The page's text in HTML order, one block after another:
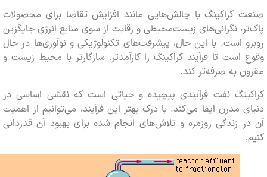
کراکینگ با چالش‌هایی مانند افزایش تقاضا برای محصولات
نگرانی‌های زیست‌محیطی و رقابت از سوی منابع انرژی جایگزین
است. با این حال، پیشرفت‌های تکنولوژیکی و نوآوری‌ها در حال
است تا فرآیند کراکینگ را کارآمدتر، سازگارتر با محیط زیست و
به صرفه‌تر کند.
نفت فرآیندی پیچیده و حیاتی است که نقشی اساسی در
مدرن ایفا می‌کند. با درک بهتر این فرآیند، می‌توانیم از اهمیت
زندگی روزمره و تلاش‌های انجام شده برای بهبود آن قدردانی